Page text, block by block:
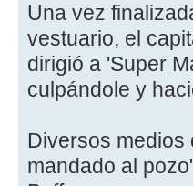
Una vez
vestuario, el
dirigió a 'Super
culpándole y
Diversos medios
mandado al